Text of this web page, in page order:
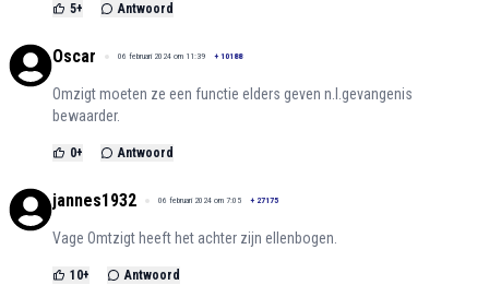
5+ Antwoord
Oscar 06 februari 2024 om 11:39 + 10188
Omzigt moeten ze een functie elders geven n.l.gevangenis
bewaarder.
0+ Antwoord
jannes1932 06 februari 2024 om 7:05 + 27175
Vage Omtzigt heeft het achter zijn ellenbogen.
10+ Antwoord